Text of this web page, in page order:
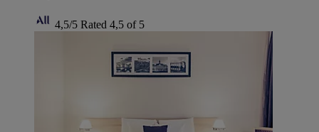
4,5/5 Rated 4,5 of 5